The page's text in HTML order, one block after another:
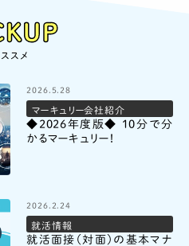
2026.5.28
マーキュリー会社紹介
◆2026年度版◆ 10分で分
かるマーキュリー！
2026.2.24
就活情報
就活面接（対面）の基本マナ